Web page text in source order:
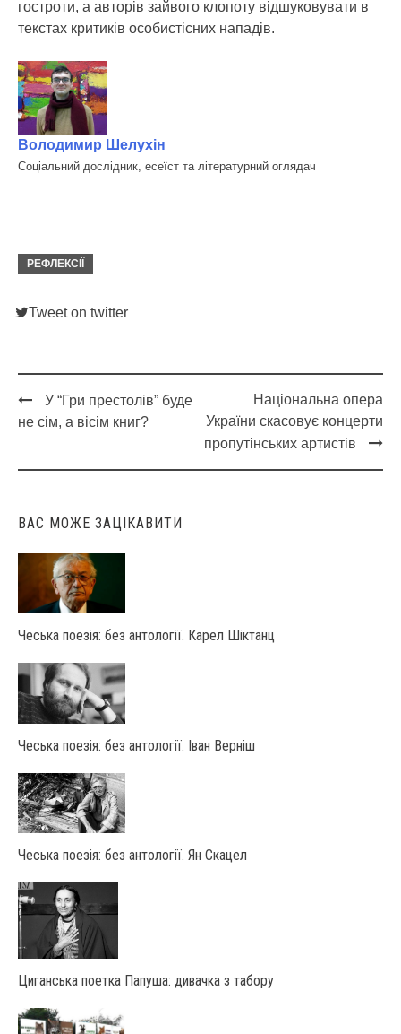
гостроти, а авторів зайвого клопоту відшуковувати в
текстах критиків особистісних нападів.
Володимир Шелухін
Cоціальний дослідник, есеїст та літературний оглядач
РЕФЛЕКСІЇ
Tweet on twitter
Post
У “Гри престолів” буде
не сім, а вісім книг?
Національна опера
України скасовує концерти
пропутінських артистів
ВАС МОЖЕ ЗАЦІКАВИТИ
Чеська поезія: без антології. Карел Шіктанц
Чеська поезія: без антології. Іван Верніш
Чеська поезія: без антології. Ян Скацел
Циганська поетка Папуша: дивачка з табору